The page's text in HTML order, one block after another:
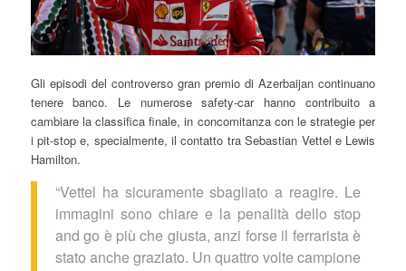
Gli episodi del controverso gran premio di Azerbaijan continuano
tenere banco. Le numerose safety-car hanno contribuito a
cambiare la classifica finale, in concomitanza con le strategie per
i pit-stop e, specialmente, il contatto tra Sebastian Vettel e Lewis
Hamilton.
“Vettel ha sicuramente sbagliato a reagire. Le
immagini sono chiare e la penalità dello stop
and go è più che giusta, anzi forse il ferrarista è
stato anche graziato. Un quattro volte campione